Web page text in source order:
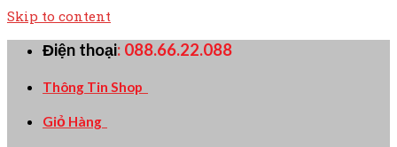
Skip to content
Điện thoại: 088.66.22.088
Thông Tin Shop
Giỏ Hàng